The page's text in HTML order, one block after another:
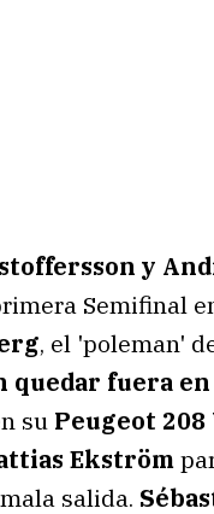
y
Semifinal
, el 'poleman'
quedar fuera
su Peugeot 208
Ekström
salida.